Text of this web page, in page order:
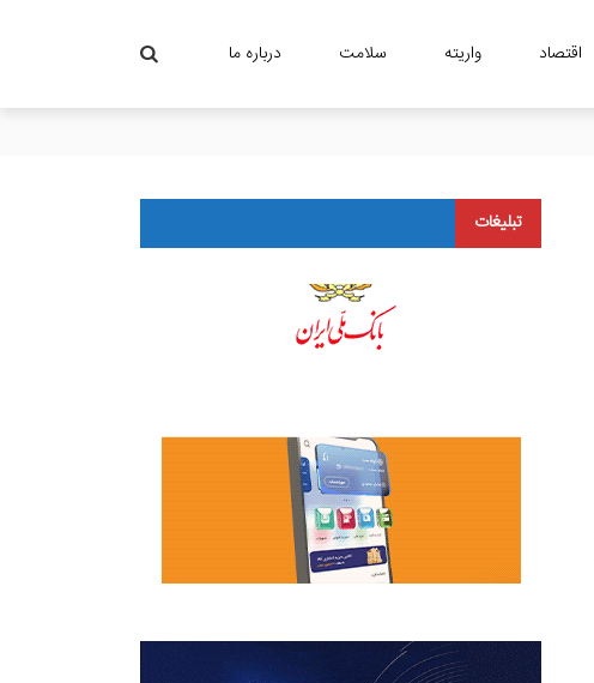
اقتصاد واریته سلامت درباره ما
تبلیغات